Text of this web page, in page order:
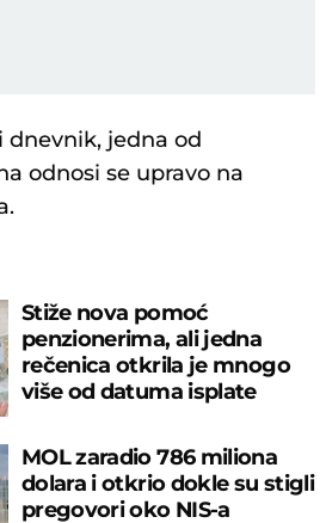
dnevnik, jedna od
odnosi se upravo na
Stiže nova pomoć
penzionerima, ali jedna
rečenica otkrila je mnogo
više od datuma isplate
MOL zaradio 786 miliona
dolara i otkrio dokle su stigli
pregovori oko NIS-a